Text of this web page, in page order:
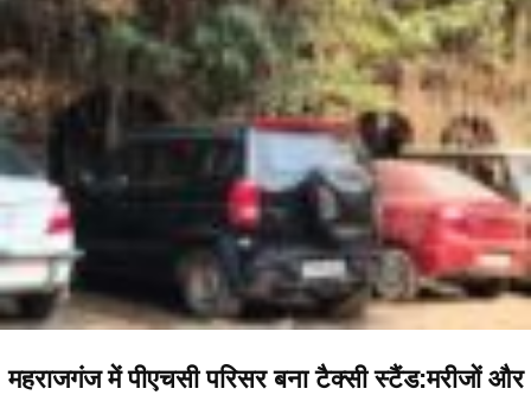
महराजगंज में पीएचसी परिसर बना टैक्सी स्टैंड:मरीजों और